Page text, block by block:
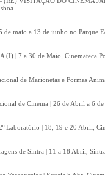
de maio a 13 de junho no Parque
| 7 a 30 de Maio, Cinemateca
de Marionetas e Formas
de Cinema | 26 de Abril a 6
Laboratório | 18, 19 e 20 Abril,
de Sintra | 11 a 18 Abril,